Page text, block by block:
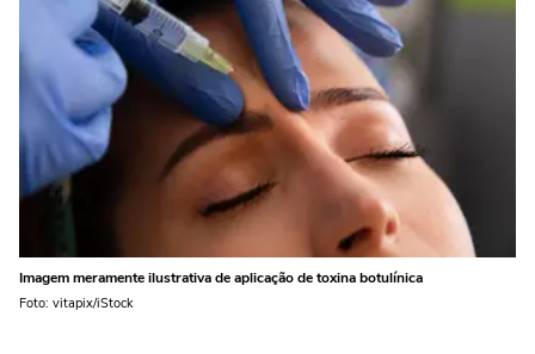
Imagem meramente ilustrativa de aplicação de toxina botulínica
Foto: vitapix/iStock